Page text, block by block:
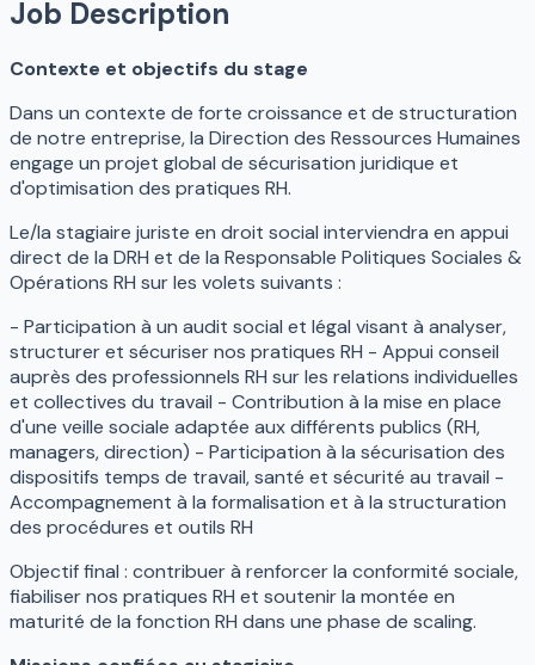
Job Description
Contexte et objectifs du stage
Dans un contexte de forte croissance et de structuration
de notre entreprise, la Direction des Ressources Humaines
engage un projet global de sécurisation juridique et
d'optimisation des pratiques RH.
Le/la stagiaire juriste en droit social interviendra en appui
direct de la DRH et de la Responsable Politiques Sociales &
Opérations RH sur les volets suivants :
- Participation à un audit social et légal visant à analyser,
structurer et sécuriser nos pratiques RH - Appui conseil
auprès des professionnels RH sur les relations individuelles
et collectives du travail - Contribution à la mise en place
d'une veille sociale adaptée aux différents publics (RH,
managers, direction) - Participation à la sécurisation des
dispositifs temps de travail, santé et sécurité au travail -
Accompagnement à la formalisation et à la structuration
des procédures et outils RH
Objectif final : contribuer à renforcer la conformité sociale,
fiabiliser nos pratiques RH et soutenir la montée en
maturité de la fonction RH dans une phase de scaling.